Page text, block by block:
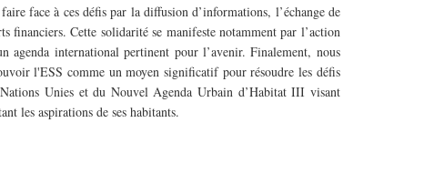
face à ces défis par la diffusion d’informations, l’échange de
financiers. Cette solidarité se manifeste notamment par l’action
agenda international pertinent pour l’avenir. Finalement, nous
l'ESS comme un moyen significatif pour résoudre les défis
Unies et du Nouvel Agenda Urbain d’Habitat III visant
les aspirations de ses habitants.